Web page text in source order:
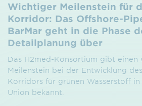
Wichtiger Meilenstein für
Korridor: Das Offshore-
BarMar geht in die Phase
Detailplanung über
Das H2med-Konsortium gibt einen
Meilenstein bei der Entwicklung
Korridors für grünen Wasserstoff
Union bekannt.